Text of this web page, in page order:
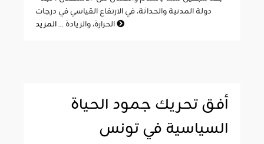
دولة المدنية والحداثة، في الارتفاع القياسي في درجات
الحرارة، والزيادة ...
أفق تحريك جمود الحياة
السياسية في تونس